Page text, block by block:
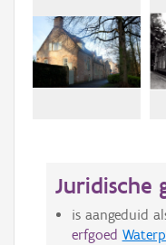
Juridische
is aangeduid
erfgoed